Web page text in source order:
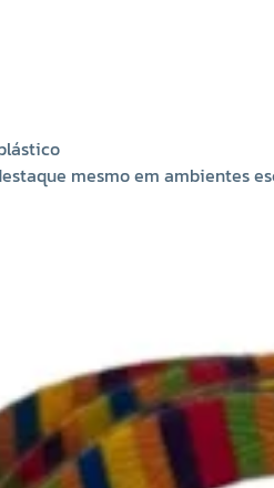
mesmo em ambientes